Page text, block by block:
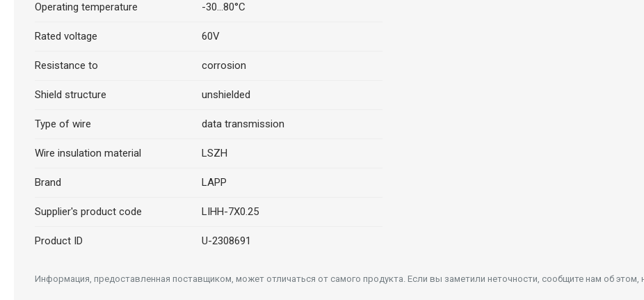
Operating temperature -30...80°C
Rated voltage 60V
Resistance to corrosion
Shield structure unshielded
Type of wire data transmission
Wire insulation material LSZH
Brand LAPP
Supplier's product code LIHH-7X0.25
Product ID U-2308691
Информация, предоставленная поставщиком, может отличаться от самого продукта. Если вы заметили неточности, сообщите нам об этом,